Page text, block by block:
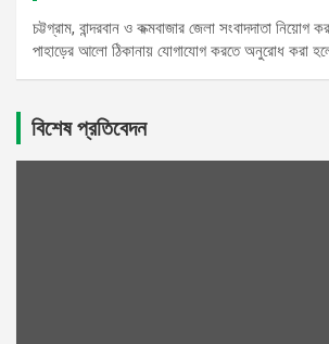
চট্টগ্রাম, বান্দরবান ও কক্মবাজার জেলা সংবাদদাতা
পাহাড়ের আলো ঠিকানায় যোগাযোগ করতে অনুরোধ করা
বিশেষ প্রতিবেদন